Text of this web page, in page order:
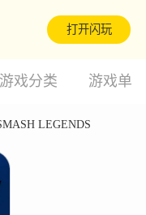
打开闪玩
游戏分类 游戏单
LEGENDS